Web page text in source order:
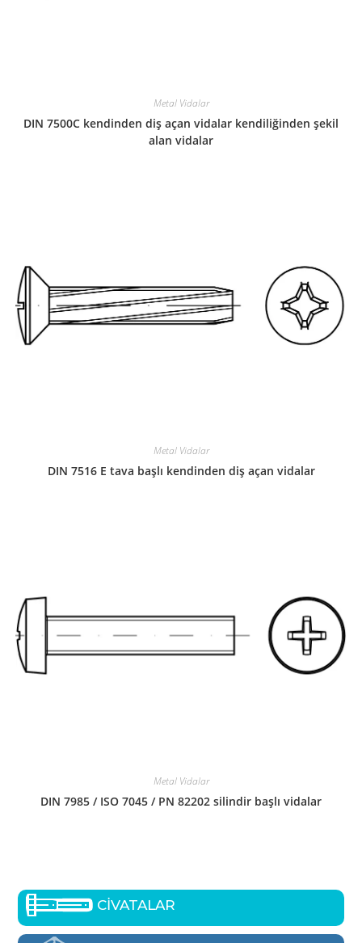
Metal Vidalar
DIN 7500C kendinden diş açan vidalar kendiliğinden şekil
alan vidalar
Metal Vidalar
DIN 7516 E tava başlı kendinden diş açan vidalar
Metal Vidalar
DIN 7985 / ISO 7045 / PN 82202 silindir başlı vidalar
CİVATALAR